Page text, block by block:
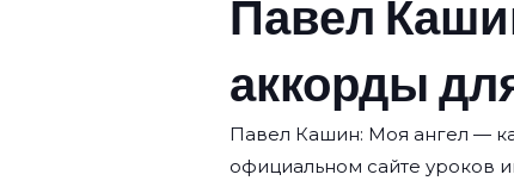
Павел
аккорды
Павел Кашин: Моя ангел —
официальном сайте уроков